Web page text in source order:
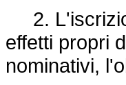
2.
effetti propri
nominativi,